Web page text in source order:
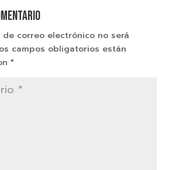
de correo electrónico no será
campos obligatorios están
*